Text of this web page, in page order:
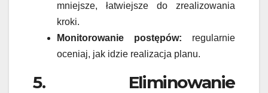
mniejsze, łatwiejsze do zrealizowania
kroki.
Monitorowanie postępów: regularnie
oceniaj, jak idzie realizacja planu.
5. Eliminowanie